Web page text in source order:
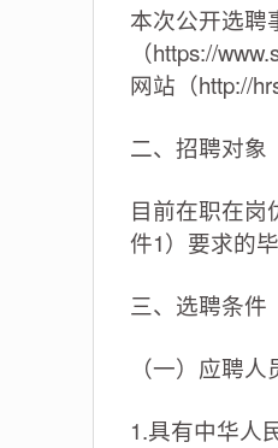
本次公开选聘
（https://
网站（http://
二、招聘对象
目前在职在
件1）要求的
三、选聘条件
（一）应聘
1.具有中华人